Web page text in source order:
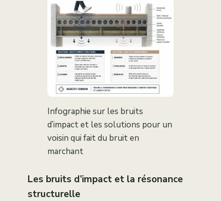
Infographie sur les bruits
d’impact et les solutions pour un
voisin qui fait du bruit en
marchant
Les bruits d’impact et la résonance
structurelle